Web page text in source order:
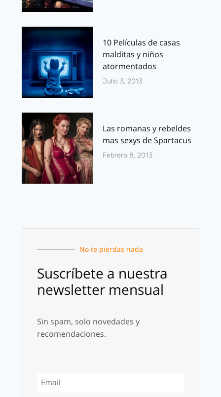
10 Películas de casas
malditas y niños
atormentados
Julio 3, 2013
Las romanas y rebeldes
mas sexys de Spartacus
Febrero 8, 2013
No te pierdas nada
Suscríbete a nuestra
newsletter mensual
Sin spam, solo novedades y
recomendaciones.